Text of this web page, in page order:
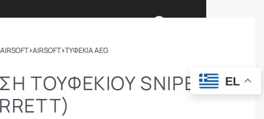
ΣΩΜΑΤΑ ΑΣΦΑΛΕΙΑΣ
›AIRSOFT›ΤΥΦΈΚΙΑ AEG
ΤΟΥΦΕΚΊΟΥ SNIPER
EL